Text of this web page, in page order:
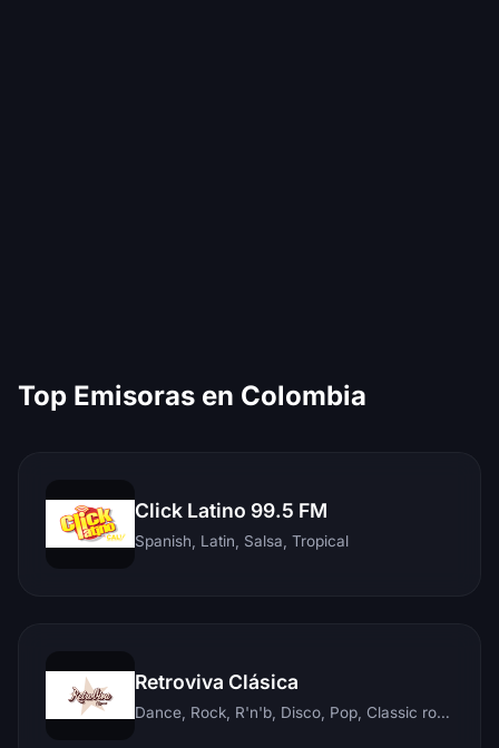
Top Emisoras en Colombia
Click Latino 99.5 FM
Spanish, Latin, Salsa, Tropical
Retroviva Clásica
Dance, Rock, R'n'b, Disco, Pop, Classic rock, Techno, Reggae